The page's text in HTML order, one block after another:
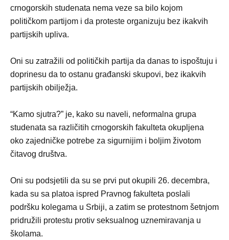
crnogorskih studenata nema veze sa bilo kojom
političkom partijom i da proteste organizuju bez ikakvih
partijskih upliva.
Oni su zatražili od političkih partija da danas to ispoštuju i
doprinesu da to ostanu građanski skupovi, bez ikakvih
partijskih obilježja.
“Kamo sjutra?” je, kako su naveli, neformalna grupa
studenata sa različitih crnogorskih fakulteta okupljena
oko zajedničke potrebe za sigurnijim i boljim životom
čitavog društva.
Oni su podsjetili da su se prvi put okupili 26. decembra,
kada su sa platoa ispred Pravnog fakulteta poslali
podršku kolegama u Srbiji, a zatim se protestnom šetnjom
pridružili protestu protiv seksualnog uznemiravanja u
školama.